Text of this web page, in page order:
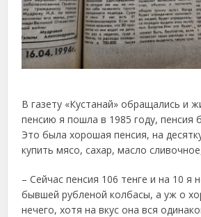
В газету «Кустанай» обращались и
пенсию я пошла в 1985 году, пенсия
Это была хорошая пенсия, на
купить мясо, сахар, масло
– Сейчас пенсия 106 тенге и на 10 я
бывшей рубленой колбасы, а уж о
нечего, хотя на вкус она вся